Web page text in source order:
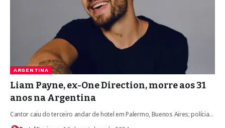
ARGENTINA
Liam Payne, ex-One Direction, morre aos 31
anos na Argentina
Cantor caiu do terceiro andar de hotel em Palermo, Buenos Aires; polícia…